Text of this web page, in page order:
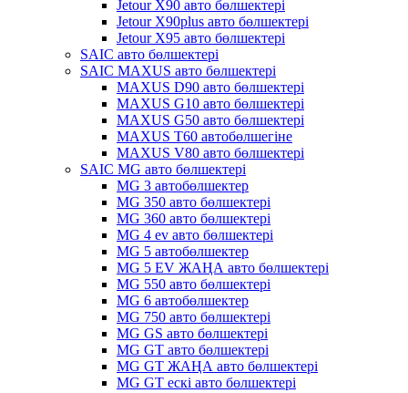
Jetour X90 авто бөлшектері
Jetour X90plus авто бөлшектері
Jetour X95 авто бөлшектері
SAIC авто бөлшектері
SAIC MAXUS авто бөлшектері
MAXUS D90 авто бөлшектері
MAXUS G10 авто бөлшектері
MAXUS G50 авто бөлшектері
MAXUS T60 автобөлшегіне
MAXUS V80 авто бөлшектері
SAIC MG авто бөлшектері
MG 3 автобөлшектер
MG 350 авто бөлшектері
MG 360 авто бөлшектері
MG 4 ev авто бөлшектері
MG 5 автобөлшектер
MG 5 EV ЖАҢА авто бөлшектері
MG 550 авто бөлшектері
MG 6 автобөлшектер
MG 750 авто бөлшектері
MG GS авто бөлшектері
MG GT авто бөлшектері
MG GT ЖАҢА авто бөлшектері
MG GT ескі авто бөлшектері